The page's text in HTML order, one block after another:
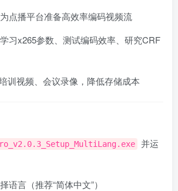
为点播平台准备高效率编码视频流
学习x265参数、测试编码效率、研究CRF
训视频、会议录像，降低存储成本
并运
语言（推荐“简体中文”）